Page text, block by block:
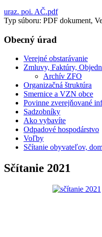
uraz. poi. AČ.pdf
Typ súboru: PDF dokument,
Obecný úrad
Verejné obstarávanie
Zmluvy, Faktúry,
Archív ZFO
Organizačná štruktúra
Smernice a VZN obce
Povinne zverejňované
Sadzobníky
Ako vybavíte
Odpadové hospodárstvo
Voľby
Sčítanie obyvateľov,
Sčítanie 2021